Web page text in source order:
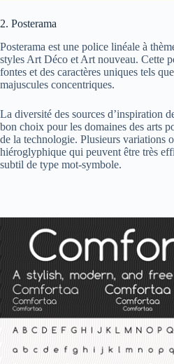
2. Posterama
Posterama est une police linéale à
styles Art Déco et Art nouveau. Cette
fontes et des caractères uniques tels
majuscules concentriques.
La diversité des sources d’inspiration
bon choix pour les domaines des arts
de la technologie. Plusieurs variations
hiéroglyphique qui peuvent être très
subtil de type mot-symbole.